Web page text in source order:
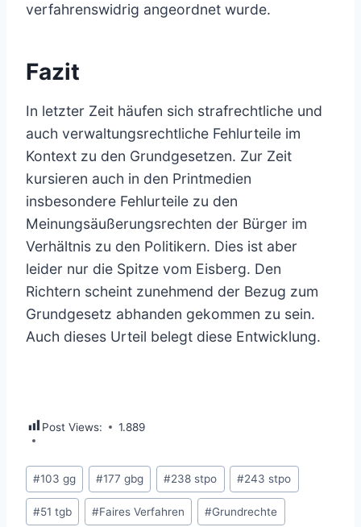
verfahrenswidrig angeordnet wurde.
Fazit
In letzter Zeit häufen sich strafrechtliche und
auch verwaltungsrechtliche Fehlurteile im
Kontext zu den Grundgesetzen. Zur Zeit
kursieren auch in den Printmedien
insbesondere Fehlurteile zu den
Meinungsäußerungsrechten der Bürger im
Verhältnis zu den Politikern. Dies ist aber
leider nur die Spitze vom Eisberg. Den
Richtern scheint zunehmend der Bezug zum
Grundgesetz abhanden gekommen zu sein.
Auch dieses Urteil belegt diese Entwicklung.
Post Views: 1.889
Schlagworte:
#103 gg #177 gbg #238 stpo #243 stpo
#51 tgb #Faires Verfahren #Grundrechte